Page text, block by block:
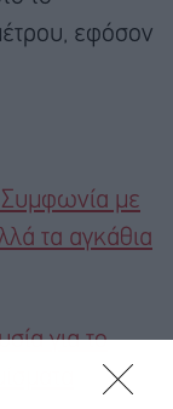
εφόσον
Συμφωνία με
τα αγκάθια
για το